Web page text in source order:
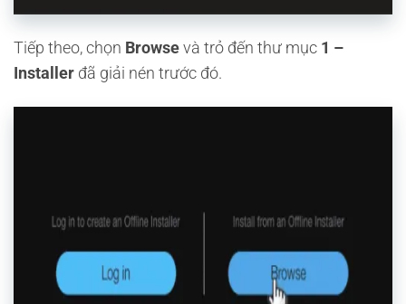
Tiếp theo, chọn Browse và trỏ đến thư mục 1 –
Installer đã giải nén trước đó.